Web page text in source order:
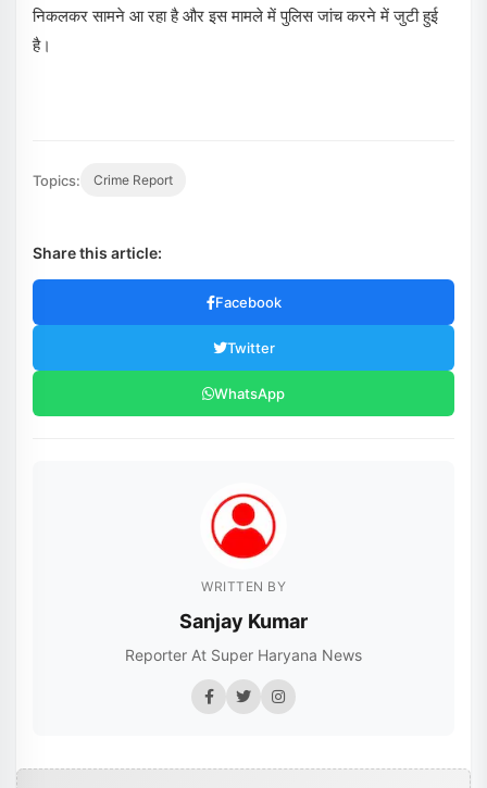
निकलकर सामने आ रहा है और इस मामले में पुलिस जांच करने में जुटी हुई
है।
Topics: Crime Report
Share this article:
Facebook
Twitter
WhatsApp
WRITTEN BY
Sanjay Kumar
Reporter At Super Haryana News